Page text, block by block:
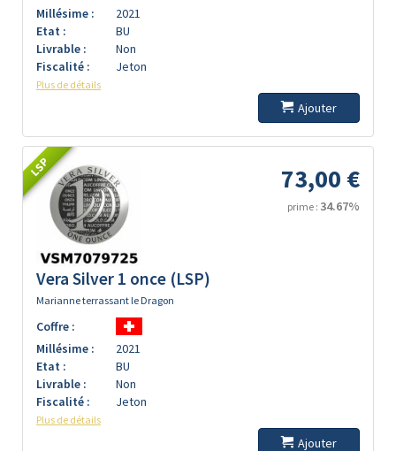
Millésime :
2021
Etat :
BU
Livrable :
Non
Fiscalité :
Jeton
Plus de détails
Ajouter
LSP 73,00 €
prime : 34.67%
Vera Silver 1 once (LSP)
Marianne terrassant le Dragon
Coffre :
Millésime :
2021
Etat :
BU
Livrable :
Non
Fiscalité :
Jeton
Plus de détails
Ajouter